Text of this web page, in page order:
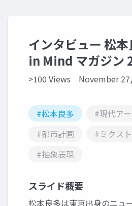
インタビュー 松
in Mind マガジン
>100 Views November
#松本良多 #現代ア
#都市計画
#ミクス
#抽象表現
スライド概要
松本良多は東京出身のニュ